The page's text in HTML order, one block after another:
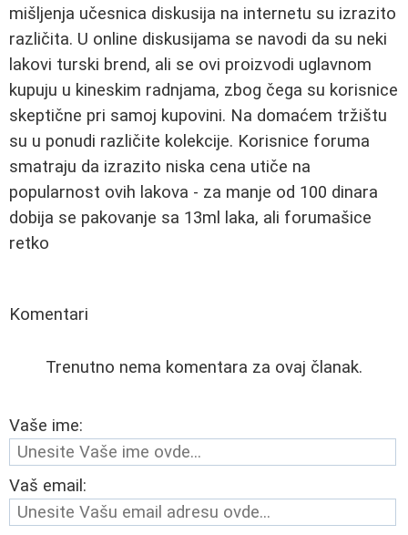
mišljenja učesnica diskusija na internetu su izrazito
različita. U online diskusijama se navodi da su neki
lakovi turski brend, ali se ovi proizvodi uglavnom
kupuju u kineskim radnjama, zbog čega su korisnice
skeptične pri samoj kupovini. Na domaćem tržištu
su u ponudi različite kolekcije. Korisnice foruma
smatraju da izrazito niska cena utiče na
popularnost ovih lakova - za manje od 100 dinara
dobija se pakovanje sa 13ml laka, ali forumašice
retko
Komentari
Trenutno nema komentara za ovaj članak.
Vaše ime:
Vaš email: